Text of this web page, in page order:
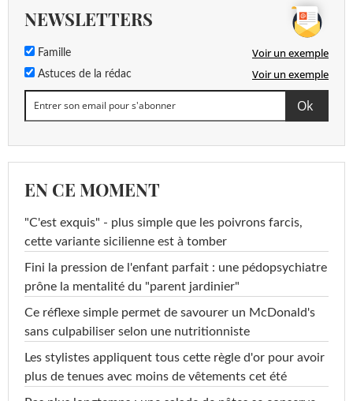
NEWSLETTERS
Famille Voir un exemple
Astuces de la rédac Voir un exemple
EN CE MOMENT
"C'est exquis" - plus simple que les poivrons farcis,
cette variante sicilienne est à tomber
Fini la pression de l'enfant parfait : une pédopsychiatre
prône la mentalité du "parent jardinier"
Ce réflexe simple permet de savourer un McDonald's
sans culpabiliser selon une nutritionniste
Les stylistes appliquent tous cette règle d'or pour avoir
plus de tenues avec moins de vêtements cet été